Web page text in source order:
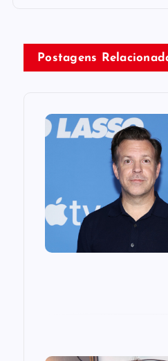
Postagens